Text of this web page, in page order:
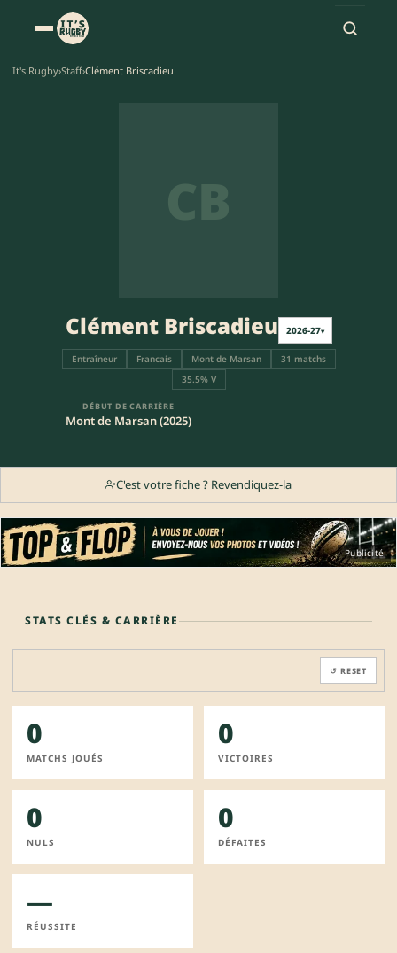
It's Rugby›Staff›Clément Briscadieu
CB
Clément Briscadieu 2026-27▾
Entraîneur Francais Mont de Marsan
31 matchs
35.5% V
DÉBUT DE CARRIÈRE
Mont de Marsan (2025)
C'est votre fiche ? Revendiquez-la
Publicité
STATS CLÉS & CARRIÈRE
↺ RESET
0
MATCHS JOUÉS
0
VICTOIRES
0
NULS
0
DÉFAITES
—
RÉUSSITE